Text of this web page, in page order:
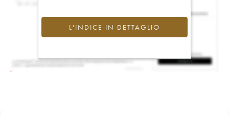
L'INDICE IN DETTAGLIO